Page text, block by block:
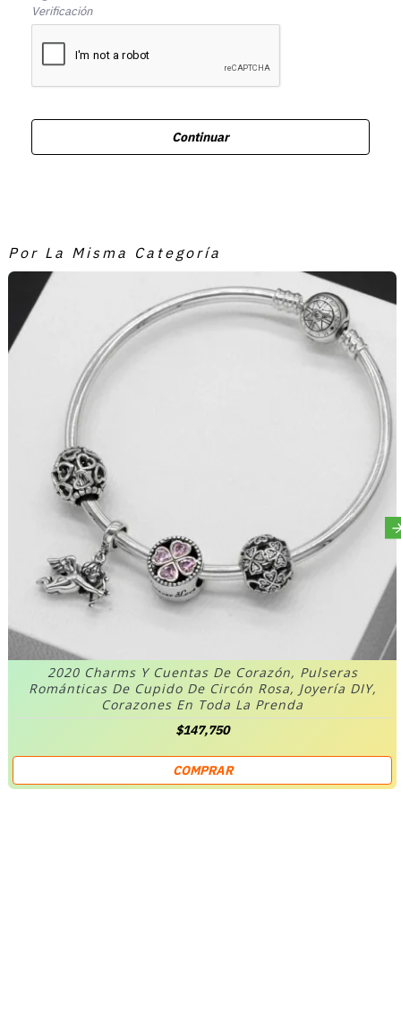
Verificación
Continuar
Por La Misma Categoría
2020 Charms Y Cuentas De Corazón, Pulseras
Románticas De Cupido De Circón Rosa, Joyería DIY,
Corazones En Toda La Prenda
$147,750
COMPRAR